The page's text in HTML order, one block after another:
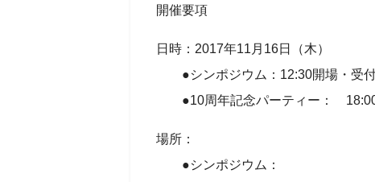
開催要項
日時：2017年11月16日（木）
●シンポジウム：12:30開場・受
●10周年記念パーティー： 18:00
場所：
●シンポジウム：